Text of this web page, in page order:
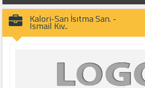
Kalori-San İsıtma San. -
Ismail Kıv..